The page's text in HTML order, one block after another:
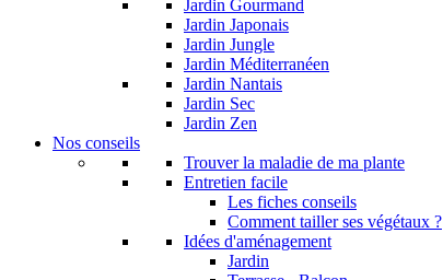
Jardin Gourmand
Jardin Japonais
Jardin Jungle
Jardin Méditerranéen
Jardin Nantais
Jardin Sec
Jardin Zen
Nos conseils
Trouver la maladie de ma plante
Entretien facile
Les fiches conseils
Comment tailler ses végétaux ?
Idées d'aménagement
Jardin